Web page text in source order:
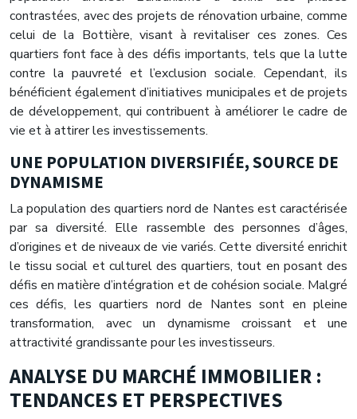
contrastées, avec des projets de rénovation urbaine, comme
celui de la Bottière, visant à revitaliser ces zones. Ces
quartiers font face à des défis importants, tels que la lutte
contre la pauvreté et l’exclusion sociale. Cependant, ils
bénéficient également d’initiatives municipales et de projets
de développement, qui contribuent à améliorer le cadre de
vie et à attirer les investissements.
UNE POPULATION DIVERSIFIÉE, SOURCE DE
DYNAMISME
La population des quartiers nord de Nantes est caractérisée
par sa diversité. Elle rassemble des personnes d’âges,
d’origines et de niveaux de vie variés. Cette diversité enrichit
le tissu social et culturel des quartiers, tout en posant des
défis en matière d’intégration et de cohésion sociale. Malgré
ces défis, les quartiers nord de Nantes sont en pleine
transformation, avec un dynamisme croissant et une
attractivité grandissante pour les investisseurs.
ANALYSE DU MARCHÉ IMMOBILIER :
TENDANCES ET PERSPECTIVES